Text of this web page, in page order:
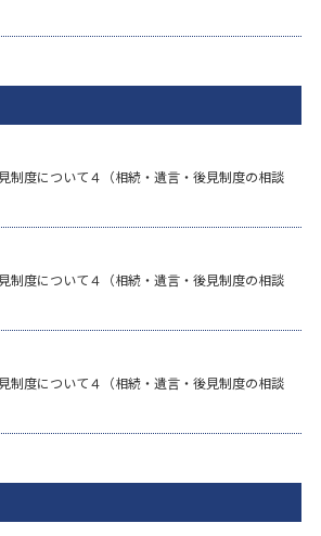
制度について４（相続・遺言・後見制度の相談
制度について４（相続・遺言・後見制度の相談
制度について４（相続・遺言・後見制度の相談